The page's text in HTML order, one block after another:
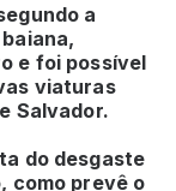
a
e foi possível
viaturas
Salvador.
do desgaste
como prevê o